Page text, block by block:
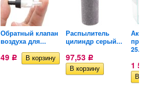
Обратный клапан
воздуха для...
49 Р
Распылитель
цилиндр серый...
97,53 Р
25...
1